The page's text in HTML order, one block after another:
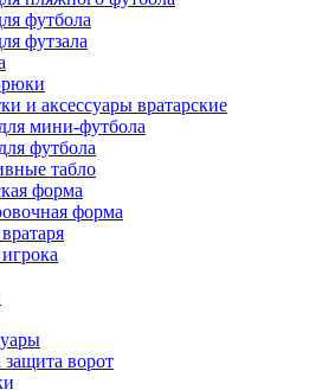
футбола
футзала
и аксессуары вратарские
мини-футбола
футбола
табло
форма
форма
защита ворот